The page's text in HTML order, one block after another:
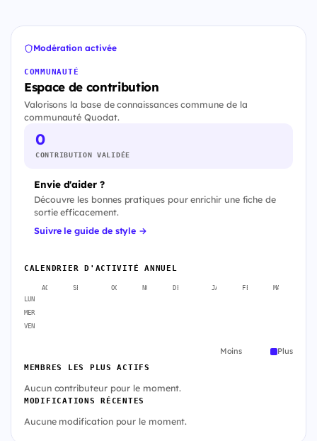
Modération activée
COMMUNAUTÉ
Espace de contribution
Valorisons la base de connaissances commune de la
communauté Quodat.
0
CONTRIBUTION VALIDÉE
Envie d'aider ?
Découvre les bonnes pratiques pour enrichir une fiche de
sortie efficacement.
Suivre le guide de style →
CALENDRIER D'ACTIVITÉ ANNUEL
AOÛT SEPT. OCT. NOV. DÉC. JANV. FÉVR. MARS
LUN
MER
VEN
Moins Plus
MEMBRES LES PLUS ACTIFS
Aucun contributeur pour le moment.
MODIFICATIONS RÉCENTES
Aucune modification pour le moment.